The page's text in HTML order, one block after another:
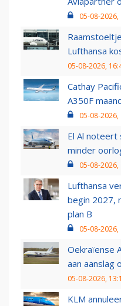
05-08-2026,
Lufthansa
05-08-2026,
Cathay
A350F
05-08-2026,
El Al noteert
minder
05-08-2026,
Lufthansa
begin 2027,
plan B
05-08-2026,
Oekraïense
aan aanslag
05-08-2026,
KLM